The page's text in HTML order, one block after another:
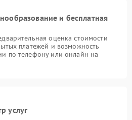
и бесплатная
оценка стоимости
платежей и возможность
по телефону или онлайн на
услуг